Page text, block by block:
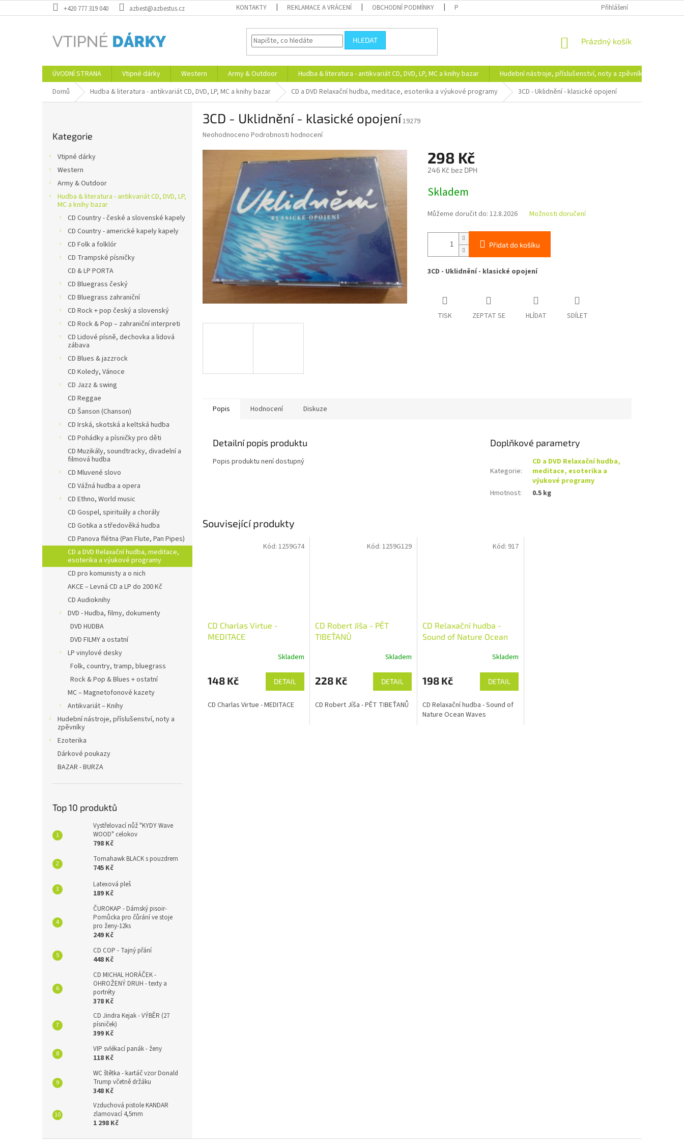
na
+420 777 319 040 azbest@azbestus.cz KONTAKTY REKLAMACE A VRÁCENÍ OBCHODNÍ PODMÍNKY PODMÍNKY OCHRANY OSOBNÍCH ÚDAJŮ DOPRAVA A PLATBA
Přihlášení
HLEDAT
NÁKUPNÍ
Prázdný košík
ÚVODNÍ STRANA Vtipné dárky Western Army & Outdoor Hudba & literatura - antikvariát CD, DVD, LP, MC a knihy bazar Hudební nástroje, příslušenství, noty a zpěvníky
Domů
Hudba & literatura - antikvariát CD, DVD, LP, MC a knihy bazar CD a DVD Relaxační hudba, meditace, esoterika a výukové programy 3CD - Uklidnění - klasické opojení
kategorie
Kategorie
Vtipné dárky
Western
Army & Outdoor
Hudba & literatura - antikvariát CD, DVD, LP,
MC a knihy bazar
CD Country - české a slovenské kapely
CD Country - americké kapely kapely
CD Folk a folklór
CD Trampské písničky
CD & LP PORTA
CD Bluegrass český
CD Bluegrass zahraniční
CD Rock + pop český a slovenský
CD Rock & Pop – zahraniční interpreti
CD Lidové písně, dechovka a lidová
zábava
CD Blues & jazzrock
CD Koledy, Vánoce
CD Jazz & swing
CD Reggae
CD Šanson (Chanson)
CD Irská, skotská a keltská hudba
CD Pohádky a písničky pro děti
CD Muzikály, soundtracky, divadelní a
filmová hudba
CD Mluvené slovo
CD Vážná hudba a opera
CD Ethno, World music
CD Gospel, spirituály a chorály
CD Gotika a středověká hudba
CD Panova flétna (Pan Flute, Pan Pipes)
CD a DVD Relaxační hudba, meditace,
esoterika a výukové programy
CD pro komunisty a o nich
AKCE – Levná CD a LP do 200 Kč
CD Audioknihy
DVD - Hudba, filmy, dokumenty
DVD HUDBA
DVD FILMY a ostatní
LP vinylové desky
Folk, country, tramp, bluegrass
Rock & Pop & Blues + ostatní
MC – Magnetofonové kazety
Antikvariát – Knihy
Hudební nástroje, příslušenství, noty a
zpěvníky
Ezoterika
Dárkové poukazy
BAZAR - BURZA
Top 10 produktů
Vystřelovací nůž "KYDY Wave
WOOD" celokov
798 Kč
Tomahawk BLACK s pouzdrem
745 Kč
Latexová pleš
189 Kč
ČUROKAP - Dámský pisoir-
Pomůcka pro čůrání ve stoje
pro ženy-12ks
249 Kč
CD COP - Tajný přání
448 Kč
CD MICHAL HORÁČEK -
OHROŽENÝ DRUH - texty a
portréty
378 Kč
CD Jindra Kejak - VÝBĚR (27
písniček)
399 Kč
VIP svlékací panák - ženy
118 Kč
WC štětka - kartáč vzor Donald
Trump včetně držáku
348 Kč
Vzduchová pistole KANDAR
zlamovací 4,5mm
1 298 Kč
3CD - Uklidnění - klasické opojení19279
Průměrné
hvězdiček.
Neohodnoceno Podrobnosti hodnocení
298 Kč
246 Kč bez DPH
cena:
Skladem
Můžeme doručit do: 12.8.2026 Možnosti doručení
Přidat do košíku
3CD - Uklidnění - klasické opojení
TISK ZEPTAT SE HLÍDAT SDÍLET
Popis Hodnocení Diskuze
Detailní popis produktu
Popis produktu není dostupný
Doplňkové parametry
Kategorie:
CD a DVD Relaxační hudba,
meditace, esoterika a
výukové programy
Hmotnost: 0.5 kg
Související produkty
CD Charlas Virtue -
MEDITACE
Skladem
148 Kč DETAIL
CD Charlas Virtue - MEDITACE
Kód: 1259G74
CD Robert Jíša - PĚT
TIBEŤANŮ
Skladem
228 Kč DETAIL
CD Robert Jíša - PĚT TIBEŤANŮ
Kód: 1259G129
CD Relaxační hudba -
Sound of Nature Ocean
Skladem
198 Kč DETAIL
CD Relaxační hudba - Sound of
Nature Ocean Waves
Kód: 917